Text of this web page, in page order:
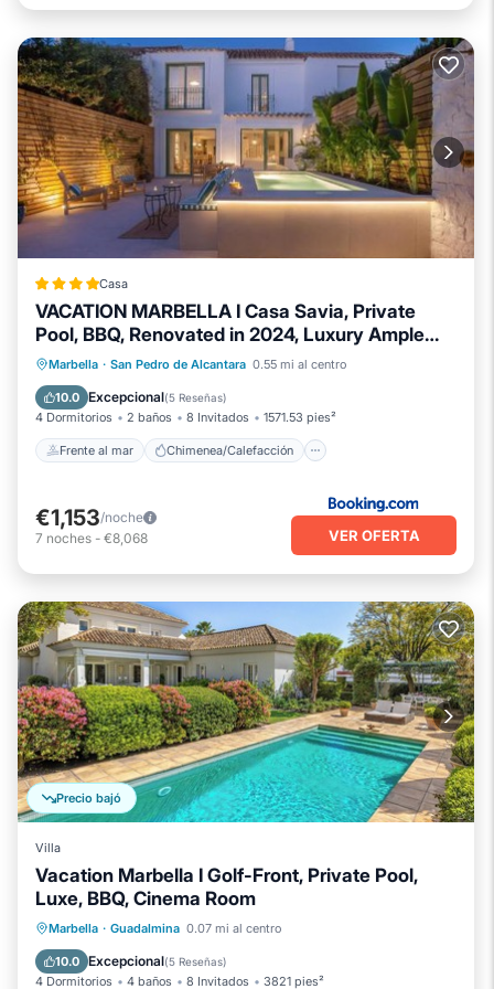
Casa
VACATION MARBELLA I Casa Savia, Private
Pool, BBQ, Renovated in 2024, Luxury Ample
Interiors, Next to Restaurants, 10min walk to the
Beach
Marbella · San Pedro de Alcantara 0.55 mi al centro
10.0 Excepcional(5 Reseñas)
4 Dormitorios 2 baños 8 Invitados 1571.53 pies²
Frente al mar Chimenea/Calefacción
Frente al mar
Chimenea/Calefacción
Piscina
Vista al mar
€1,153/noche
7 noches - €8,068 VER OFERTA
Precio bajó
Villa
Vacation Marbella I Golf-Front, Private Pool,
Luxe, BBQ, Cinema Room
Marbella · Guadalmina 0.07 mi al centro
10.0 Excepcional(5 Reseñas)
4 Dormitorios 4 baños 8 Invitados 3821 pies²
Piscina privada
Chimenea/Calefacción
Piscina
Balcón/Terraza